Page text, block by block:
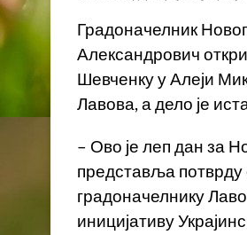
Градоначелник
Александрович
Шевченку у Алеји
Лавова, а дело је
– Ово је леп дан за
представља потврду
градоначелнику
иницијативу